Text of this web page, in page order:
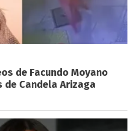
de Facundo Moyano
Candela Arizaga